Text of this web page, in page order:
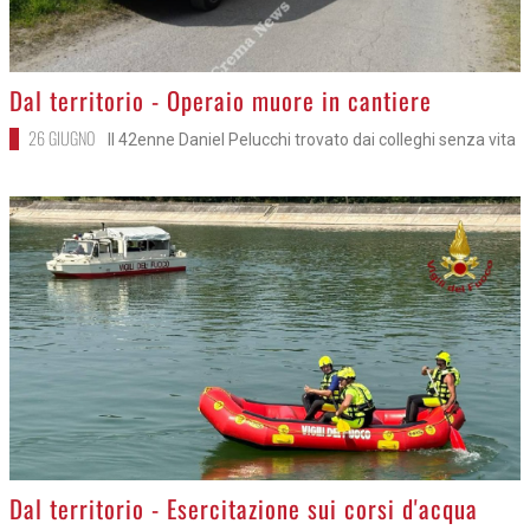
>
Dal territorio - Operaio muore in cantiere
26 GIUGNO Il 42enne Daniel Pelucchi trovato dai colleghi senza vita
>
Dal territorio - Esercitazione sui corsi d'acqua